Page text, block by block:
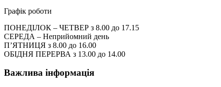
Графік роботи
ПОНЕДІЛОК – ЧЕТВЕР з 8.00 до 17.15
СЕРЕДА – Неприйомний день
П’ЯТНИЦЯ з 8.00 до 16.00
ОБІДНЯ ПЕРЕРВА з 13.00 до 14.00
Важлива інформація